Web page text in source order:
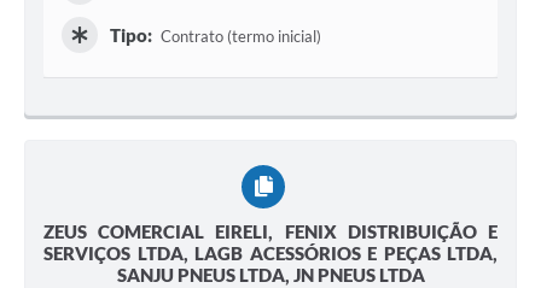
Tipo: Contrato (termo inicial)
ZEUS COMERCIAL EIRELI, FENIX DISTRIBUIÇÃO E
SERVIÇOS LTDA, LAGB ACESSÓRIOS E PEÇAS LTDA,
SANJU PNEUS LTDA, JN PNEUS LTDA